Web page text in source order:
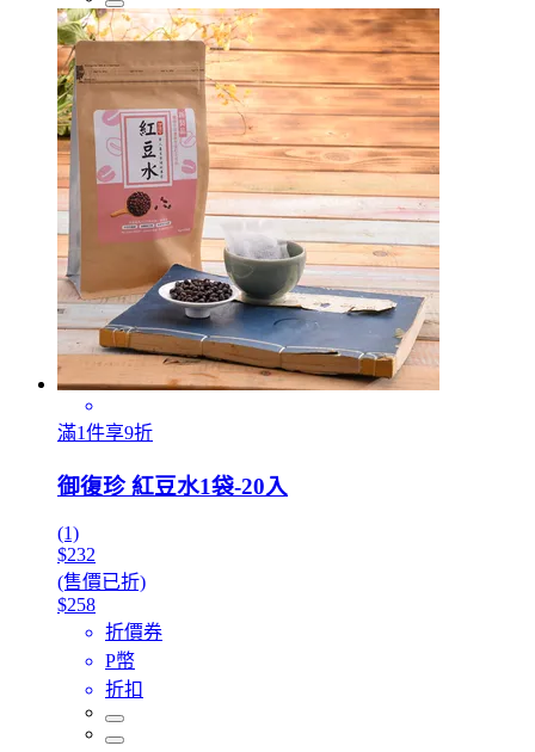
滿1件享9折
御復珍 紅豆水1袋-20入
(1)
$232
(售價已折)
$258
折價券
P幣
折扣